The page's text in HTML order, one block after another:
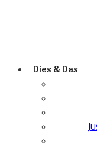
Dies & Das